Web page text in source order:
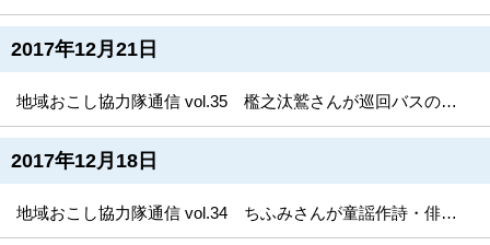
2017年12月21日
地域おこし協力隊通信 vol.35 檻之汰鷲さんが巡回バスのラッピングをデザイン！
2017年12月18日
地域おこし協力隊通信 vol.34 ちふみさんが童謡作詩・俳句コンクールのバッチをデザイン！